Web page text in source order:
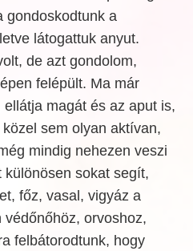
gondoskodtunk a
látogattuk anyut.
de azt gondolom,
felépült. Ma már
magát és az aput is,
sem olyan aktívan,
mindig nehezen veszi
sokat segít,
főz, vasal, vigyáz a
orvoshoz,
felbátorodtunk, hogy